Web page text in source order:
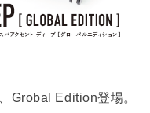
Grobal Edition登場。